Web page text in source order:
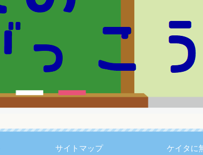
サイトマップ ケイタに